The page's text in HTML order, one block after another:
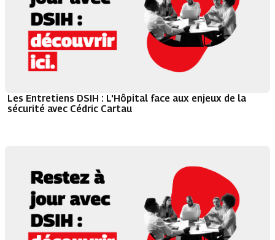
Les Entretiens DSIH : L'Hôpital face aux enjeux de la
sécurité avec Cédric Cartau